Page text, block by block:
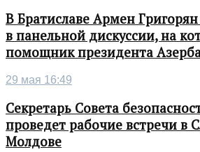
В Братиславе Армен
в панельной дискуссии, на
помощник президента
29 мая 16:49
Секретарь Совета
проведет рабочие встречи в
Молдове